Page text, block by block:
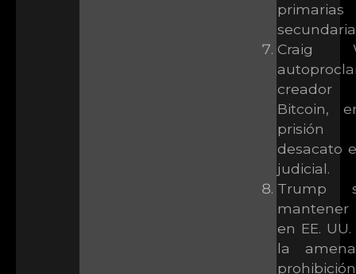
Craig
Bitcoin,
desacato
judicial.
Trump
mantener
en EE.
la